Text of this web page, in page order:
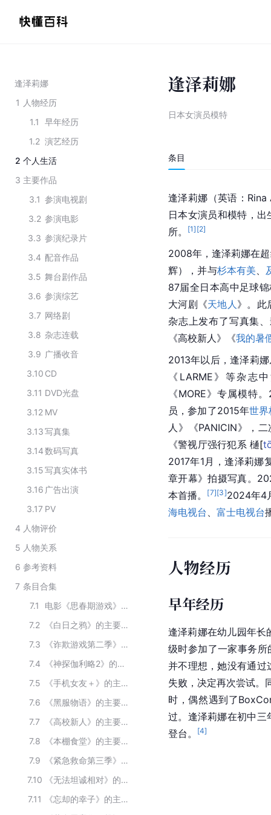
逢泽莉娜
1 人物经历
1.1
早年经历
1.2 演艺经历
2 个人生活
3 主要作品
3.1 参演电视剧
3.2 参演电影
3.3 参演纪录片
3.4 配音作品
3.5 舞台剧作品
3.6 参演综艺
3.7 网络剧
3.8 杂志连载
3.9 广播收音
3.10 CD
3.11 DVD光盘
3.12 MV
3.13写真集
3.14数码写真
3.15写真实体书
3.16 广告出演
3.17 PV
4 人物评价
5 人物关系
6 参考资料
7 条目合集
7.1
电影《思春期游戏》主要演职员
7.2
《白日之鸦》的主要演员
7.3
《诈欺游戏第二季》的主要演员
7.4
《神探伽利略2》的主要演员
7.5
《手机女友＋》的主要演员
7.6
《黑服物语》的主要演员
7.7
《高校新人》的主要演员
7.8
《本棚食堂》的主要演员
7.9
《紧急救命第三季》的主要演员
7.10
《无法坦诚相对》的主要演员
7.11
《忘却的幸子》的主要演员
逢泽莉娜
日本女演员模特
条目
逢泽莉娜（英语： Rina
日本女演员和模特，出
所。
[1] [2]
2008年，逢泽莉娜在
辉），并与杉本有美
87届全日本高中 足球
大河剧《天地人 》。此
杂志上发布了写真集
《高校新人》《我的暑
2013年以后，逢泽莉
《LARME》等杂志
《MORE》专属模特
员，参加了2015年世
人》《PANICIN》，
《警视厅强行犯系 樋[
2017年1月，逢泽莉娜
章开幕》拍摄写真。
本首播。
[7][3]2024年4
海电视台
富士电视台
人物经历
早年经历
逢泽莉娜在幼儿园年长
级时参加了一家事务所
并不理想，她没有通过
失败，决定再次尝试。
时，偶然遇到了
过。逢泽莉娜在初中三
登台。
[4]